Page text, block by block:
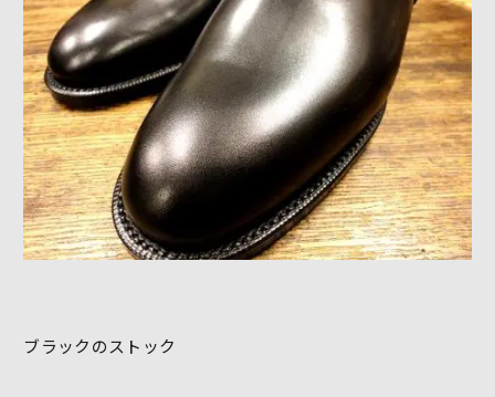
ブラックのストック